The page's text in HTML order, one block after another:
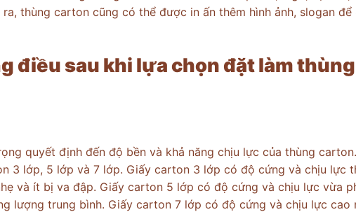
thùng carton cũng có thể được in ấn thêm hình ảnh, slogan để
điều sau khi lựa chọn đặt làm thùng
quyết định đến độ bền và khả năng chịu lực của thùng
3 lớp, 5 lớp và 7 lớp. Giấy carton 3 lớp có độ cứng và chịu lực
và ít bị va đập. Giấy carton 5 lớp có độ cứng và chịu lực vừa
lượng trung bình. Giấy carton 7 lớp có độ cứng và chịu lực cao